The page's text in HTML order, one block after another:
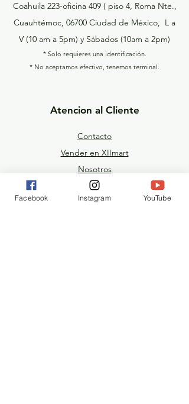
Coahuila 223-oficina 409 ( piso 4, Roma Nte.,
Cuauhtémoc, 06700 Ciudad de México, L a
V (10 am a 5pm) y Sábados (10am a 2pm)
* Solo requieres una identificación.
* No aceptamos efectivo, tenemos terminal.
Atencion al Cliente
Contacto
Vender en XIImart
Nosotros
Facturar
Inversionistas
Facebook Instagram YouTube